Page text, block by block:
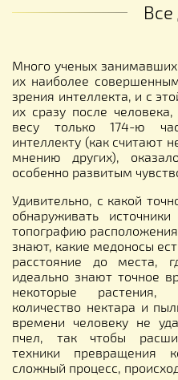
Много ученых
их наиболее
зрения интеллекта, и с
их сразу после
весу только 174-ю
интеллекту (как считают
мнению других),
особенно развитым
Удивительно, с какой
обнаруживать
топографию
знают, какие медоносы
расстояние до места,
идеально знают точное
некоторые
количество нектара и
времени человеку не
пчел, так чтобы
техники превращения
сложный процесс,